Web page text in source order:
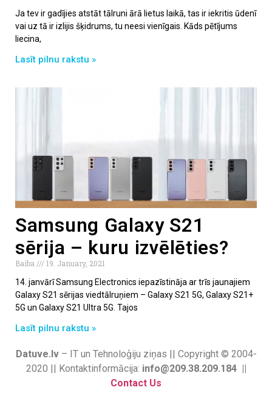
Ja tev ir gadījies atstāt tālruni ārā lietus laikā, tas ir iekritis ūdenī
vai uz tā ir izlijis šķidrums, tu neesi vienīgais. Kāds pētījums
liecina,
Lasīt pilnu rakstu »
Samsung Galaxy S21
sērija – kuru izvēlēties?
Baiba
19. January, 2021
14. janvārī Samsung Electronics iepazīstināja ar trīs jaunajiem
Galaxy S21 sērijas viedtālruņiem – Galaxy S21 5G, Galaxy S21+
5G un Galaxy S21 Ultra 5G. Tajos
Lasīt pilnu rakstu »
Datuve.lv– IT un Tehnoloģiju ziņas || Copyright © 2004-
2020 || Kontaktinformācija: info@209.38.209.184 ||
Contact Us